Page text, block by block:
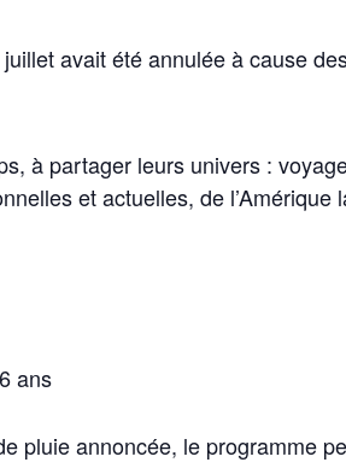
avait été annulée à cause
à partager leurs univers :
et actuelles, de l’Amérique
ans
pluie annoncée, le programme